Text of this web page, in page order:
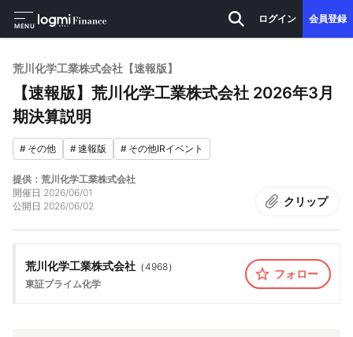
MENU
ログイン 会員登録
荒川化学工業株式会社【速報版】
【速報版】荒川化学工業株式会社 2026年3月
期決算説明
# その他 #速報版 # その他IRイベント
提供：荒川化学工業株式会社
開催日 2026/06/01
公開日 2026/06/02 クリップ
荒川化学工業株式会社 （4968）
東証プライム化学
フォロー